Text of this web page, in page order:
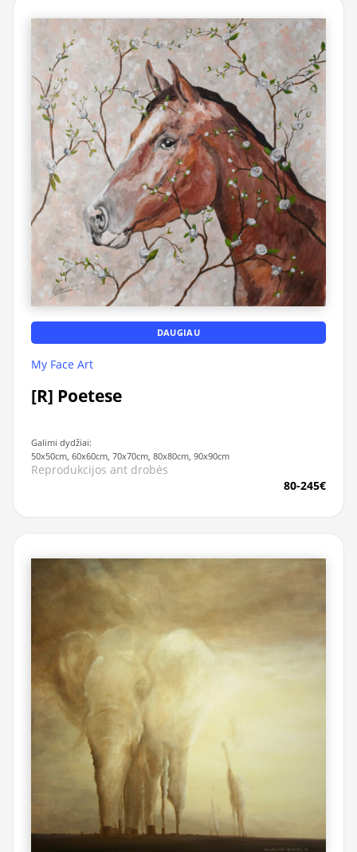
DAUGIAU
My Face Art
[R] Poetese
Galimi dydžiai:
50x50cm, 60x60cm, 70x70cm, 80x80cm, 90x90cm
Reprodukcijos ant drobės
80-245€